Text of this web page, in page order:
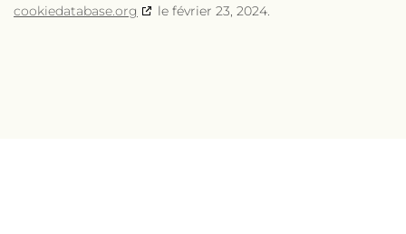
cookiedatabase.org
le février 23, 2024.